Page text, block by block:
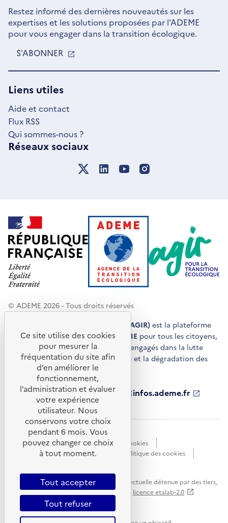
Restez informé des dernières nouveautés sur les
expertises et les solutions proposées par l'ADEME
pour vous engager dans la transition écologique.
S'ABONNER
UNE
Liens utiles
Aide et contact
Flux RSS
Qui sommes-nous ?
Réseaux sociaux
© ADEME 2026 - Tous droits réservés
Agir pour la transition écologique (AGIR) est la plateforme
de conseils et de services de l'ADEME pour tous les citoyens,
acteurs économiques et territoires engagés dans la lutte
contre le réchauffement climatique et la dégradation des
ressources.
ademe.fr
S'ouvre
nouvelle
fenêtre
librairie.ademe.fr
S'ouvre
dans
une
nouvelle
fenêtre
infos.ademe.fr
S'ouvre
nouvelle
ademe.fr/presse
S'ouvre
nouvelle
fenêtre
Accessibilité : non conforme
Données personnelles
Gestion des cookies
Mentions légales
Plan du site
Politique des cookies
dans
nouvelle
Sauf mention explicite de propriété intellectuelle détenue par des tiers,
les contenus de ce site sont proposés sous licence etalab-2.0
Ce site utilise des cookies
pour mesurer la
fréquentation du site afin
d’en améliorer le
fonctionnement,
l’administration et évaluer
votre expérience
utilisateur. Nous
conservons votre choix
pendant 6 mois. Vous
pouvez changer ce choix
à tout moment.
Tout accepter
Tout refuser